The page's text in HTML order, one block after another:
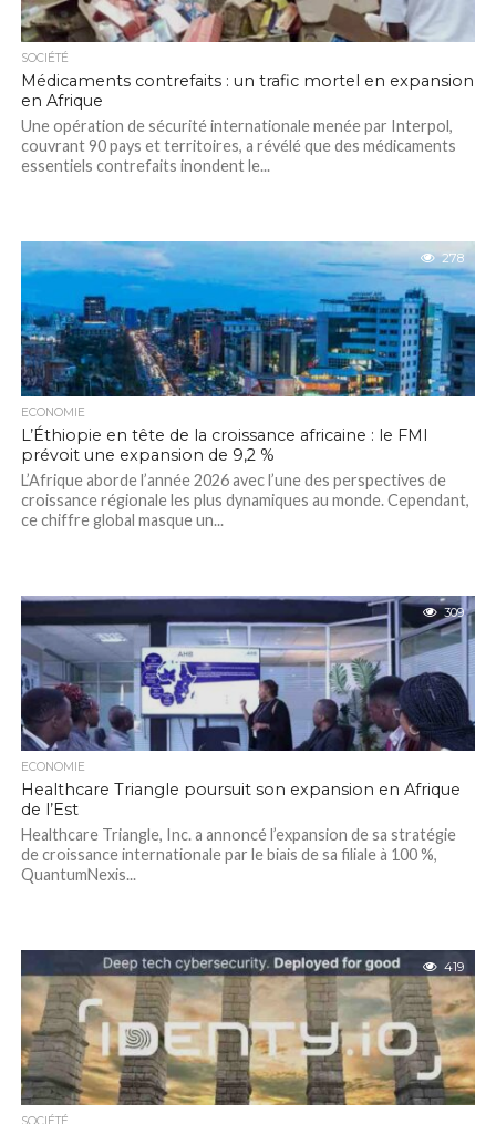
SOCIÉTÉ
Médicaments contrefaits : un trafic mortel en expansion
en Afrique
Une opération de sécurité internationale menée par Interpol,
couvrant 90 pays et territoires, a révélé que des médicaments
essentiels contrefaits inondent le...
278
ECONOMIE
L’Éthiopie en tête de la croissance africaine : le FMI
prévoit une expansion de 9,2 %
L’Afrique aborde l’année 2026 avec l’une des perspectives de
croissance régionale les plus dynamiques au monde. Cependant,
ce chiffre global masque un...
309
ECONOMIE
Healthcare Triangle poursuit son expansion en Afrique
de l’Est
Healthcare Triangle, Inc. a annoncé l’expansion de sa stratégie
de croissance internationale par le biais de sa filiale à 100 %,
QuantumNexis...
419